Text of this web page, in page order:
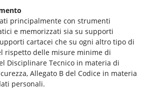
principalmente con strumenti
e memorizzati sia su supporti
cartacei che su ogni altro tipo di
rispetto delle misure minime di
Disciplinare Tecnico in materia di
Allegato B del Codice in materia
personali.